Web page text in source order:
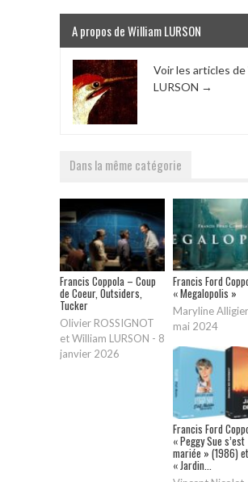
A propos de William LURSON
Voir les articles de
LURSON →
Dans la même catégorie
Francis Coppola – Coup
de Coeur, Outsiders,
Tucker
Olivier ROSSIGNOT
et William LURSON - 8
janvier 2026
Francis Ford
« Megalopolis »
Maryline Alligier
mai 2024
Francis Ford
« Peggy Sue s’est
mariée » (1986) et
« Jardin...